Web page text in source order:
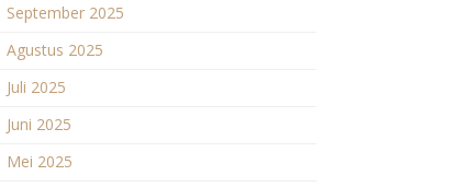
September 2025
Agustus 2025
Juli 2025
Juni 2025
Mei 2025